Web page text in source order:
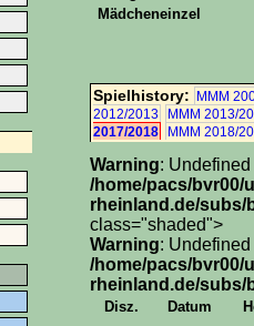
Mädcheneinzel
Spielhistory:
MMM
2012/2013
MMM 2013/
2017/2018
MMM 2018/
Warning:
/home/pacs/bvr00/
rheinland.de/
class="shaded">
Warning:
/home/pacs/bvr00/
rheinland.de/
Disz. Datum